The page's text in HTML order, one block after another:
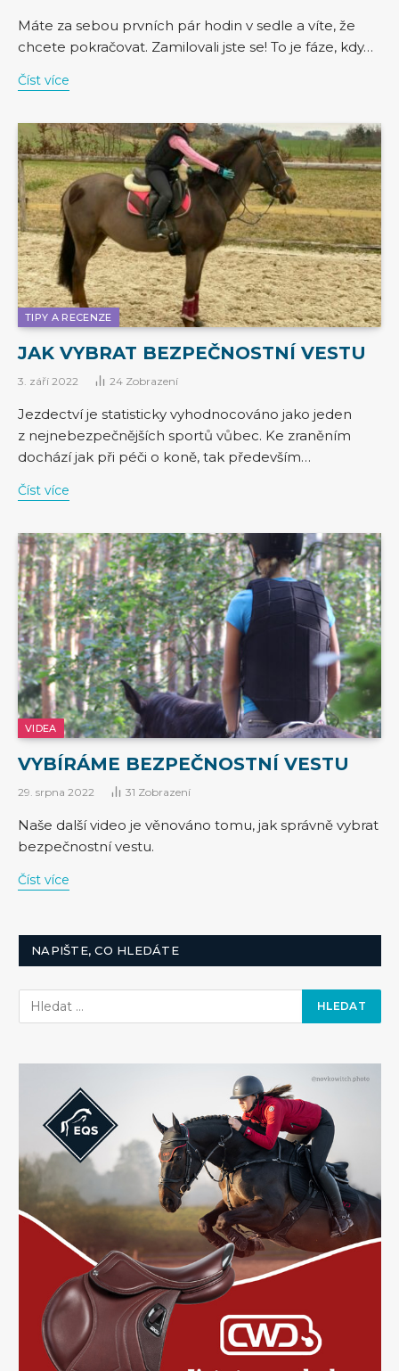
Máte za sebou prvních pár hodin v sedle a víte, že
chcete pokračovat. Zamilovali jste se! To je fáze, kdy…
Číst více
TIPY A RECENZE
JAK VYBRAT BEZPEČNOSTNÍ VESTU
3. září 2022 24 Zobrazení
Jezdectví je statisticky vyhodnocováno jako jeden
z nejnebezpečnějších sportů vůbec. Ke zraněním
dochází jak při péči o koně, tak především…
Číst více
VIDEA
VYBÍRÁME BEZPEČNOSTNÍ VESTU
29. srpna 2022 31 Zobrazení
Naše další video je věnováno tomu, jak správně vybrat
bezpečnostní vestu.
Číst více
NAPIŠTE, CO HLEDÁTE